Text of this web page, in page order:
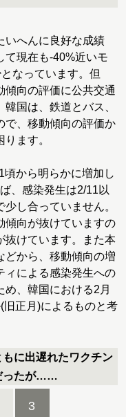
へんに良好な成績
て現在も-40%近いモ
なっています。但
傾向の評価に公共交通
国は、鉄道とバス、
で、移動傾向の評価か
ます。
から明らかに増加し
、感染発生は2/11以
し合っていません。
傾向が抜けていますの
抜けています。また本
どから、移動傾向の増
ィによる感染発生への
、韓国における2月
正月)によるものと考
もに出遅れたワクチン
ったが……
3